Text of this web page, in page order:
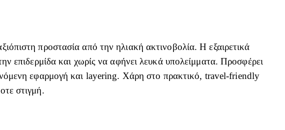
προστασία από την ηλιακή ακτινοβολία. Η εξαιρετικά
επιδερμίδα και χωρίς να αφήνει λευκά υπολείμματα. Προσφέρει
εφαρμογή και layering. Χάρη στο πρακτικό, travel-friendly
στιγμή.